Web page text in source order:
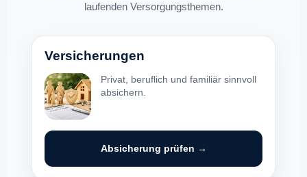
laufenden Versorgungsthemen.
Versicherungen
Privat, beruflich und familiär sinnvoll
absichern.
Absicherung prüfen →